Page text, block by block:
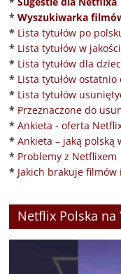
* Wyszukiwarka
* Lista tytułów po
* Lista tytułów w
* Lista tytułów dla
* Lista tytułów ostatnio
* Lista tytułów
* Przeznaczone do
* Ankieta - oferta
* Ankieta – jaką polską
* Problemy z Netflixem
* Jakich brakuje filmów
Netflix Polska na